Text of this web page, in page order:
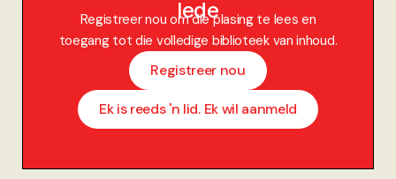
lede
Registreer nou om die plasing te lees en
toegang tot die volledige biblioteek van inhoud.
Registreer nou
Ek is reeds 'n lid. Ek wil aanmeld